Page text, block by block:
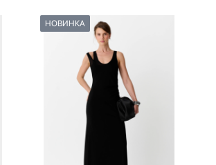
НОВИНКА